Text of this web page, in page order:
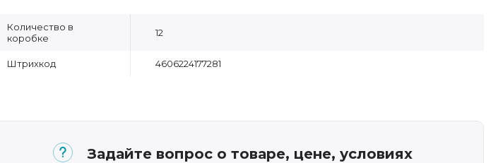
Количество в
коробке
12
Штрихкод 4606224177281
Задайте вопрос о товаре, цене, условиях